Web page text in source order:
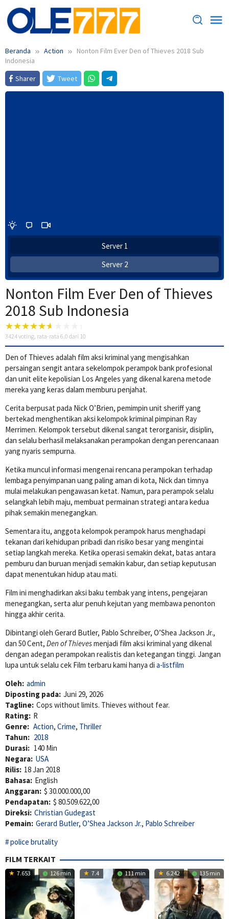
Loncat
ke
konten
Beranda Action
Nonton Film Ever Den of Thieves 2018 Sub
Indonesia
Sharer
Tweet
Server 1
Server 2
Nonton Film Ever Den of Thieves
2018 Sub Indonesia
3424voting, rata-rata 6.0 dari 10
Den of Thieves adalah film aksi kriminal yang mengisahkan
persaingan sengit antara sekelompok perampok bank profesional
dan unit elite kepolisian Los Angeles yang dikenal karena metode
mereka yang keras dalam memburu penjahat.
Cerita berpusat pada Nick O’Brien, pemimpin unit sheriff yang
bertekad menghentikan aksi kelompok kriminal pimpinan Ray
Merrimen. Kelompok tersebut dikenal sangat terorganisir, disiplin,
dan selalu berhasil melaksanakan perampokan dengan perencanaan
yang nyaris sempurna.
Ketika muncul informasi mengenai rencana perampokan terhadap
lembaga penyimpanan uang paling aman di kota, Nick dan timnya
mulai melakukan pengawasan ketat. Namun, para perampok selalu
selangkah lebih maju, membuat permainan strategi antara kedua
pihak semakin menegangkan.
Sementara itu, anggota kelompok perampok harus menghadapi
tekanan dari kehidupan pribadi dan risiko besar yang mengintai
setiap langkah mereka. Ketika operasi semakin dekat, batas antara
pemburu dan buruan menjadi semakin kabur, dan setiap keputusan
dapat menentukan hidup atau mati.
Film ini menghadirkan aksi baku tembak yang intens, pengejaran
menegangkan, serta alur penuh kejutan yang membawa penonton
hingga akhir cerita.
Dibintangi oleh Gerard Butler, Pablo Schreiber, O’Shea Jackson Jr.,
dan 50 Cent, Den of Thievesmenjadi film aksi kriminal yang dikenal
dengan adegan perampokan realistis dan ketegangan tinggi. Jangan
lupa untuk selalu cek Film terbaru kami hanya di a-listfilm
Oleh: admin
Diposting pada: Juni 29, 2026
Tagline: Cops without limits. Thieves without fear.
Rating: R
Genre: Action, Crime, Thriller
Tahun: 2018
Durasi: 140 Min
Negara: USA
Rilis: 18 Jan 2018
Bahasa: English
Anggaran: $ 30.000.000,00
Pendapatan: $ 80.509.622,00
Direksi: Christian Gudegast
Pemain: Gerard Butler, O’Shea Jackson Jr., Pablo Schreiber
police brutality
FILM TERKAIT
7.653 126 min 7.4 111 min 6.242 135 min